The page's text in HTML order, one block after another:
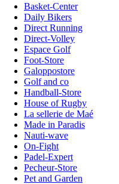
Basket-Center
Daily Bikers
Direct Running
Direct-Volley
Espace Golf
Foot-Store
Galoppostore
Golf and co
Handball-Store
House of Rugby
La sellerie de Maé
Made in Paradis
Nauti-wave
On-Fight
Padel-Expert
Pecheur-Store
Pet and Garden